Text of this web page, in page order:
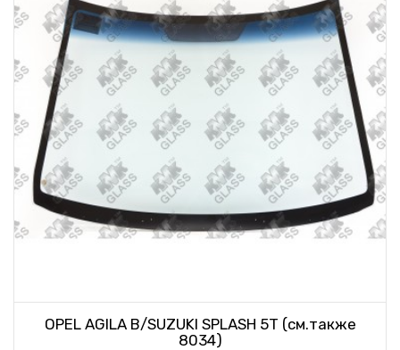
OPEL AGILA B/SUZUKI SPLASH 5T (см.также
8034)